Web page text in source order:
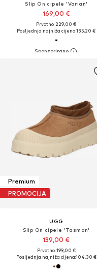
Slip On cipele 'Varian'
169,00 €
Prvotno: 229,00 €
Posljednja najniža cijena:135,20 €
Premium
PROMOCIJA
UGG
Slip On cipele 'Tasman'
139,00 €
Prvotno: 199,00 €
Posljednja najniža cijena:104,30 €